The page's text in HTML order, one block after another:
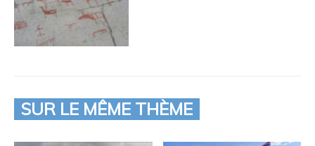
SUR LE MÊME THÈME